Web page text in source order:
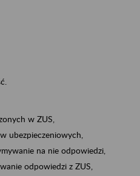
w ZUS,
ubezpieczeniowych,
na nie odpowiedzi,
odpowiedzi z ZUS,